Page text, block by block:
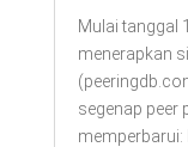
Mulai tanggal
menerapkan
segenap peer
memperbarui: